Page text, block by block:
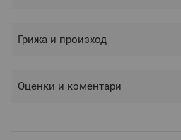
Грижа и произход
Оценки и коментари